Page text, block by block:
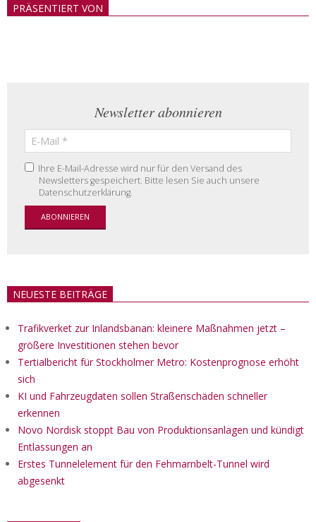
21PRÄSENTIERT VON
Newsletter abonnieren
Ihre E-Mail-Adresse wird nur für den Versand des
Newsletters gespeichert. Bitte lesen Sie auch unsere
Datenschutzerklärung.
NEUESTE BEITRÄGE
Trafikverket zur Inlandsbanan: kleinere Maßnahmen jetzt –
größere Investitionen stehen bevor
Tertialbericht für Stockholmer Metro: Kostenprognose erhöht
sich
KI und Fahrzeugdaten sollen Straßenschäden schneller
erkennen
Novo Nordisk stoppt Bau von Produktionsanlagen und kündigt
Entlassungen an
Erstes Tunnelelement für den Fehmarnbelt-Tunnel wird
abgesenkt